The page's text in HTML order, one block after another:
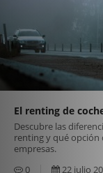
El renting de
Descubre las
renting y qué opción
empresas.
0
22 julio